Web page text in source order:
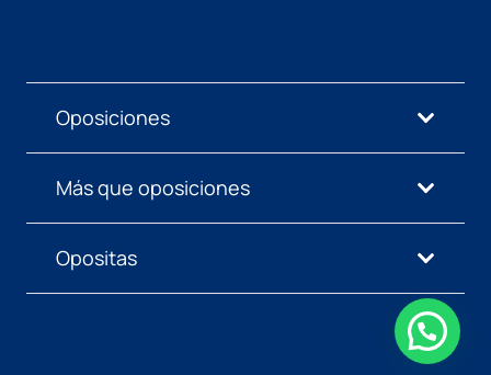
Oposiciones
Más que oposiciones
Opositas